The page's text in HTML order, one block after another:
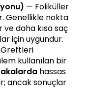
) — Foliküller
Genellikle nokta
ve daha kısa saç
için uygundur.
kullanılan bir
hassas
ancak sonuçlar